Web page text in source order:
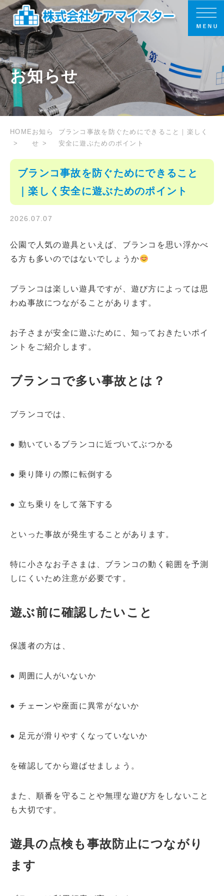
お知らせ
HOME お知ら
せ
ブランコ事故を防ぐためにできること｜楽しく
安全に遊ぶためのポイント
ブランコ事故を防ぐためにできること
｜楽しく安全に遊ぶためのポイント
2026.07.07
公園で人気の遊具といえば、ブランコを思い浮かべ
る方も多いのではないでしょうか
ブランコは楽しい遊具ですが、遊び方によっては思
わぬ事故につながることがあります。
お子さまが安全に遊ぶために、知っておきたいポイ
ントをご紹介します。
ブランコで多い事故とは？
ブランコでは、
● 動いているブランコに近づいてぶつかる
● 乗り降りの際に転倒する
● 立ち乗りをして落下する
といった事故が発生することがあります。
特に小さなお子さまは、ブランコの動く範囲を予測
しにくいため注意が必要です。
遊ぶ前に確認したいこと
保護者の方は、
● 周囲に人がいないか
● チェーンや座面に異常がないか
● 足元が滑りやすくなっていないか
を確認してから遊ばせましょう。
また、順番を守ることや無理な遊び方をしないこと
も大切です。
遊具の点検も事故防止につながり
ます